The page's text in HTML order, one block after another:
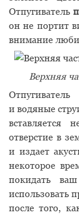
Отпугиватель
он не портит
внимание
Верхняя
и водяные
вставляется
отверстие в
и издает
некоторое
покидать ваш
использовать
после того,